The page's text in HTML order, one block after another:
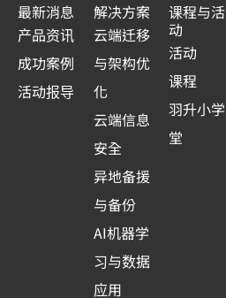
最新消息
产品资讯
成功案例
活动报导
解决方案
云端迁移
与架构优
化
云端信息
安全
异地备援
与备份
AI机器学
习与数据
应用
课程与活
动
活动
课程
羽升小学
堂